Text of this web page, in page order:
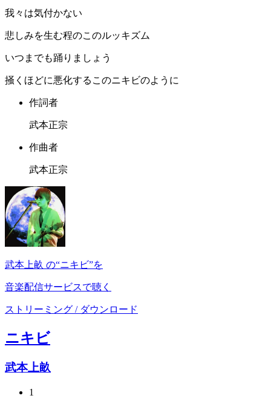
我々は気付かない
悲しみを生む程のこのルッキズム
いつまでも踊りましょう
掻くほどに悪化するこのニキビのように
作詞者
武本正宗
作曲者
武本正宗
武本上畝 の“ニキビ”を
音楽配信サービスで聴く
ストリーミング / ダウンロード
ニキビ
武本上畝
1